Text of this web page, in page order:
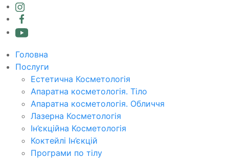
Головна
Послуги
Естетична Косметологія
Апаратна косметологія. Тіло
Апаратна косметологія. Обличчя
Лазерна Косметологія
Ін’єкційна Косметологія
Коктейлі Ін’єкцій
Програми по тілу